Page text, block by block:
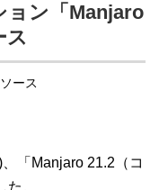
ョン「Manjaro
ス
ース
「Manjaro 21.2（コ